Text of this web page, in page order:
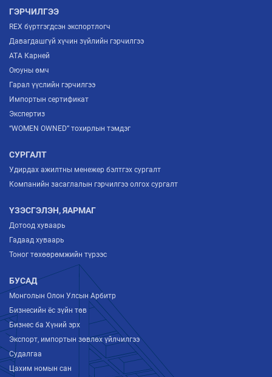
ГЭРЧИЛГЭЭ
REX бүртгэгдсэн экспортлогч
Давагдашгүй хүчин зүйлийн гэрчилгээ
ATA Карней
Оюуны өмч
Гарал үүслийн гэрчилгээ
Импортын сертификат
Экспертиз
“WOMEN OWNED” тохирлын тэмдэг
СУРГАЛТ
Удирдах ажилтны менежер бэлтгэх сургалт
Компанийн засаглалын гэрчилгээ олгох сургалт
ҮЗЭСГЭЛЭН, ЯАРМАГ
Дотоод хуваарь
Гадаад хуваарь
Тоног төхөөрөмжийн түрээс
БУСАД
Монголын Олон Улсын Арбитр
Бизнесийн ёс зүйн төв
Бизнес ба Хүний эрх
Экспорт, импортын зөвлөх үйлчилгээ
Судалгаа
Цахим номын сан